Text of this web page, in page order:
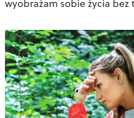
wyobrażam sobie życia bez